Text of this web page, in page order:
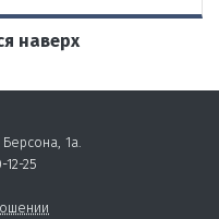
наверх
1а.
12-25